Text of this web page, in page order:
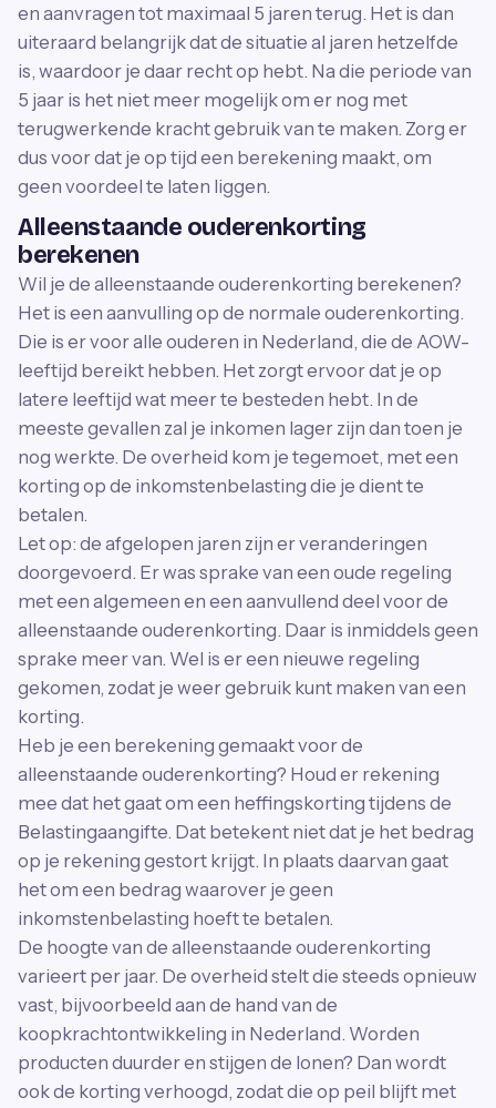
en aanvragen tot maximaal 5 jaren terug. Het is dan
uiteraard belangrijk dat de situatie al jaren hetzelfde
is, waardoor je daar recht op hebt. Na die periode van
5 jaar is het niet meer mogelijk om er nog met
terugwerkende kracht gebruik van te maken. Zorg er
dus voor dat je op tijd een berekening maakt, om
geen voordeel te laten liggen.
Alleenstaande ouderenkorting
berekenen
Wil je de alleenstaande ouderenkorting berekenen?
Het is een aanvulling op de normale ouderenkorting.
Die is er voor alle ouderen in Nederland, die de AOW-
leeftijd bereikt hebben. Het zorgt ervoor dat je op
latere leeftijd wat meer te besteden hebt. In de
meeste gevallen zal je inkomen lager zijn dan toen je
nog werkte. De overheid kom je tegemoet, met een
korting op de inkomstenbelasting die je dient te
betalen.
Let op: de afgelopen jaren zijn er veranderingen
doorgevoerd. Er was sprake van een oude regeling
met een algemeen en een aanvullend deel voor de
alleenstaande ouderenkorting. Daar is inmiddels geen
sprake meer van. Wel is er een nieuwe regeling
gekomen, zodat je weer gebruik kunt maken van een
korting.
Heb je een berekening gemaakt voor de
alleenstaande ouderenkorting? Houd er rekening
mee dat het gaat om een heffingskorting tijdens de
Belastingaangifte. Dat betekent niet dat je het bedrag
op je rekening gestort krijgt. In plaats daarvan gaat
het om een bedrag waarover je geen
inkomstenbelasting hoeft te betalen.
De hoogte van de alleenstaande ouderenkorting
varieert per jaar. De overheid stelt die steeds opnieuw
vast, bijvoorbeeld aan de hand van de
koopkrachtontwikkeling in Nederland. Worden
producten duurder en stijgen de lonen? Dan wordt
ook de korting verhoogd, zodat die op peil blijft met